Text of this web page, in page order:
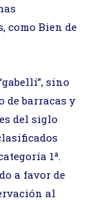
Bien de
sino
de barracas y
del siglo
1ª.
a favor de
al